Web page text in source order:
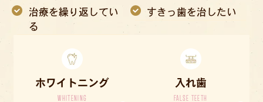
治療を繰り返してい
る
すきっ歯を治したい
ホワイトニング
WHITENING
入れ歯
FALSE TEETH